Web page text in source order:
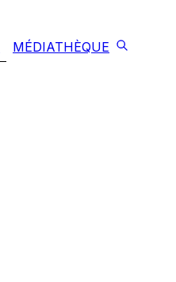
MÉDIATHÈQUE